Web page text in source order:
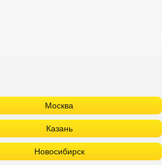
Москва
Казань
Новосибирск